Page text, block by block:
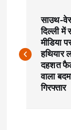
s
साउथ-
दिल्ली में
मीडिया
हथियार
दहशत
वाला
गिरफ्तार